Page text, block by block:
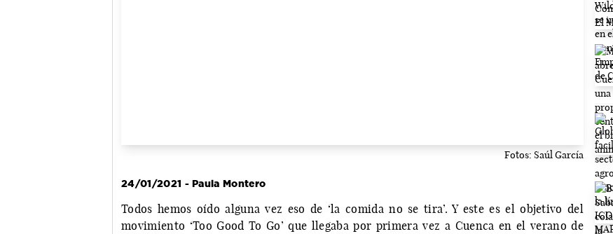
Fotos: Saúl García
24/01/2021 - Paula Montero
Todos hemos oído alguna vez eso de ‘la comida no se tira’. Y este es el objetivo del
movimiento ‘Too Good To Go’ que llegaba por primera vez a Cuenca en el verano de